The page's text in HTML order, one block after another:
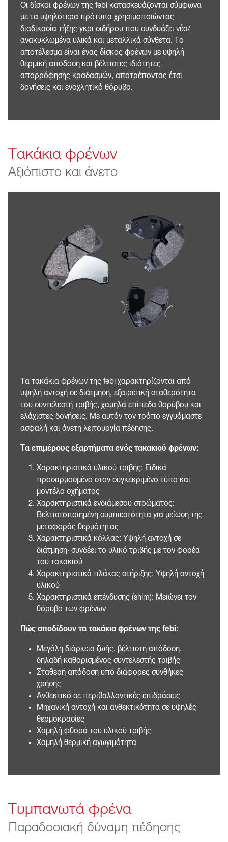
Οι δίσκοι φρένων της febi κατασκευάζονται σύμφωνα
με τα υψηλότερα πρότυπα χρησιμοποιώντας
διαδικασία τήξης γκρι σιδήρου που συνδυάζει νέα/
ανακυκλωμένα υλικά και μεταλλικά σύνθετα. Το
αποτέλεσμα είναι ένας δίσκος φρένων με υψηλή
θερμική απόδοση και βέλτιστες ιδιότητες
απορρόφησης κραδασμών, αποτρέποντας έτσι
δονήσεις και ενοχλητικό θόρυβο.
Τακάκια φρένων
Αξιόπιστο και άνετο
Τα τακάκια φρένων της febi χαρακτηρίζονται από
υψηλή αντοχή σε διάτμηση, εξαιρετική σταθερότητα
του συντελεστή τριβής, χαμηλά επίπεδα θορύβου και
ελάχιστες δονήσεις. Με αυτόν τον τρόπο εγγυόμαστε
ασφαλή και άνετη λειτουργία πέδησης.
Τα επιμέρους εξαρτήματα ενός τακακιού φρένων:
Χαρακτηριστικά υλικού τριβής: Ειδικά
προσαρμοσμένο στον συγκεκριμένο τύπο και
μοντέλο οχήματος
Χαρακτηριστικά ενδιάμεσου στρώματος:
Βελτιστοποιημένη συμπιεστότητα για μείωση της
μεταφοράς θερμότητας
Χαρακτηριστικά κόλλας: Υψηλή αντοχή σε
διάτμηση· συνδέει το υλικό τριβής με τον φορέα
του τακακιού
Χαρακτηριστικά πλάκας στήριξης: Υψηλή αντοχή
υλικού
Χαρακτηριστικά επένδυσης (shim): Μειώνει τον
θόρυβο των φρένων
Πώς αποδίδουν τα τακάκια φρένων της febi:
Μεγάλη διάρκεια ζωής, βέλτιστη απόδοση,
δηλαδή καθορισμένος συντελεστής τριβής
Σταθερή απόδοση υπό διάφορες συνθήκες
χρήσης
Ανθεκτικό σε περιβαλλοντικές επιδράσεις
Μηχανική αντοχή και ανθεκτικότητα σε υψηλές
θερμοκρασίες
Χαμηλή φθορά του υλικού τριβής
Χαμηλή θερμική αγωγιμότητα
Τυμπανωτά φρένα
Παραδοσιακή δύναμη πέδησης